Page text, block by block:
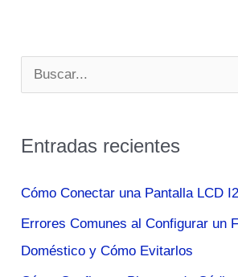
u
c
p
o
Entradas recientes
Cómo Conectar una Pantalla LCD
Errores Comunes al Configurar un
Doméstico y Cómo Evitarlos